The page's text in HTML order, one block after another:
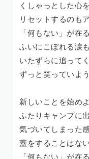
くしゃっとした心を
リセットするのも
「何もない」が在
ふいにこぼれる涙も
いたずらに追って
ずっと笑っていよ
新しいことを始め
ふたりキャンプに
気づいてしまった
蓋をすることはな